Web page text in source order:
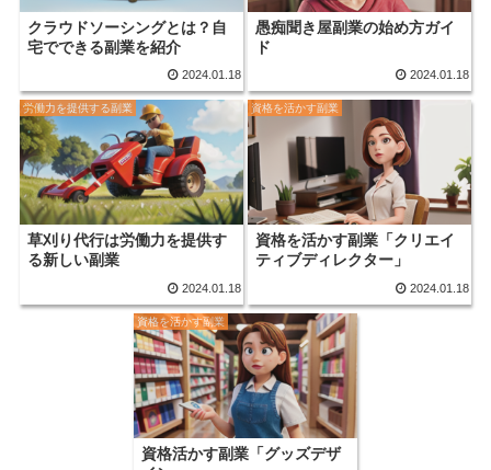
クラウドソーシングとは？自
宅でできる副業を紹介
2024.01.18
愚痴聞き屋副業の始め方ガイ
ド
2024.01.18
労働力を提供する副業
草刈り代行は労働力を提供す
る新しい副業
2024.01.18
資格を活かす副業
資格を活かす副業「クリエイ
ティブディレクター」
2024.01.18
資格を活かす副業
資格活かす副業「グッズデザ